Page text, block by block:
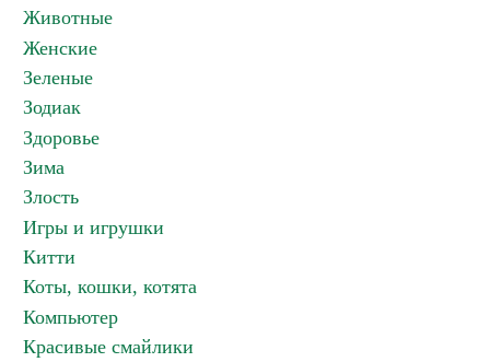
Животные
Женские
Зеленые
Зодиак
Здоровье
Зима
Злость
Игры и игрушки
Китти
Коты, кошки, котята
Компьютер
Красивые смайлики